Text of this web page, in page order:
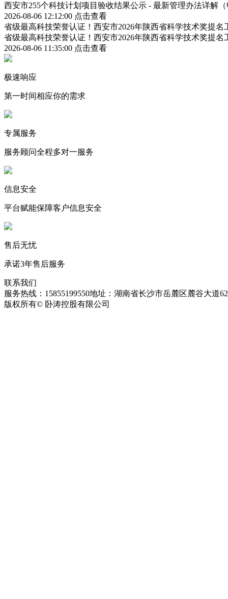
西安市255个科技计划项目验收结果公示 - 最新管理办法详解
2026-08-06 12:12:00 点击查看
省级最高科技荣誉认证！西安市2026年陕西省科学技术奖提
省级最高科技荣誉认证！西安市2026年陕西省科学技术奖提
2026-08-06 11:35:00 点击查看
极速响应
第一时间相应你的需求
专属服务
服务顾问全程多对一服务
信息安全
平台赋能保障客户信息安全
售后无忧
承诺3年售后服务
联系我们
服务热线：15855199550地址：湖南省长沙市岳麓区麓谷大道
版权所有© 卧涛控股有限公司